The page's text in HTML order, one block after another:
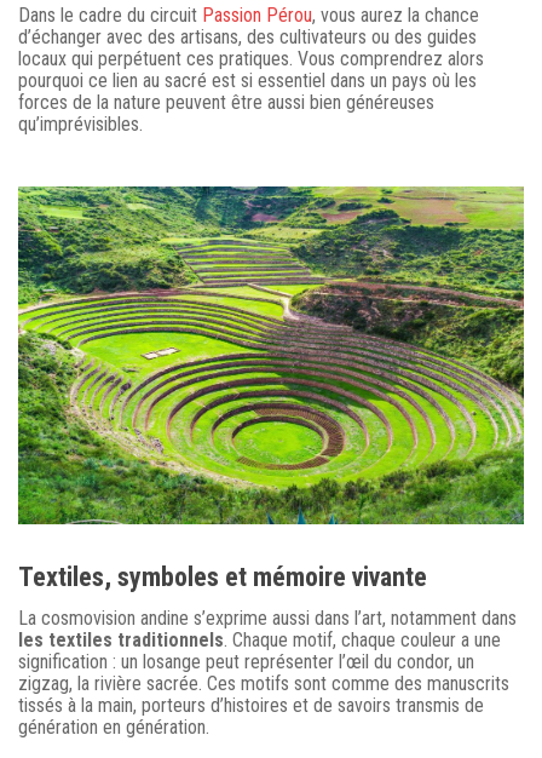
Dans le cadre du circuit Passion Pérou, vous aurez la chance
d’échanger avec des artisans, des cultivateurs ou des guides
locaux qui perpétuent ces pratiques. Vous comprendrez alors
pourquoi ce lien au sacré est si essentiel dans un pays où les
forces de la nature peuvent être aussi bien généreuses
qu’imprévisibles.
Textiles, symboles et mémoire vivante
La cosmovision andine s’exprime aussi dans l’art, notamment dans
les textiles traditionnels. Chaque motif, chaque couleur a une
signification : un losange peut représenter l’œil du condor, un
zigzag, la rivière sacrée. Ces motifs sont comme des manuscrits
tissés à la main, porteurs d’histoires et de savoirs transmis de
génération en génération.